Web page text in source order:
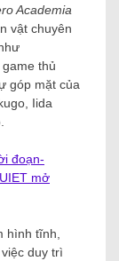
Academia
vật chuyên
thủ
góp mặt của
Iida
đoạn-
mở
hình tĩnh,
duy trì